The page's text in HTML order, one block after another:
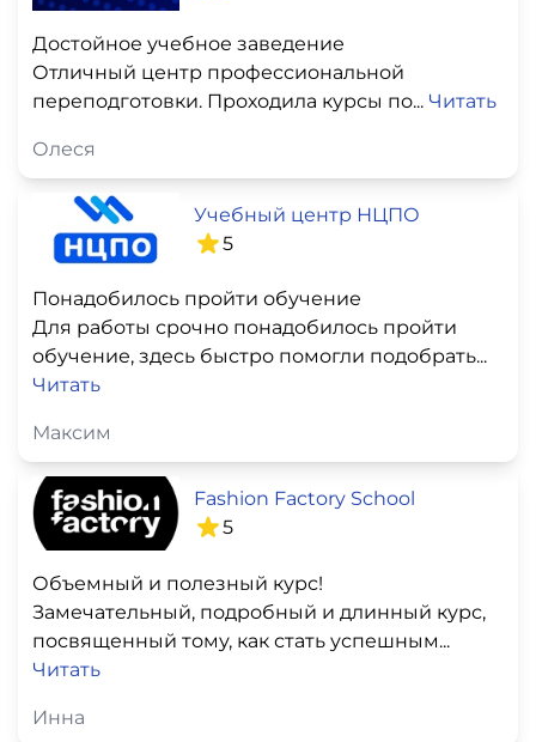
Достойное учебное заведение
Отличный центр профессиональной
переподготовки. Проходила курсы по... Читать
Олеся
Учебный центр НЦПО
5
Понадобилось пройти обучение
Для работы срочно понадобилось пройти
обучение, здесь быстро помогли подобрать...
Читать
Максим
Fashion Factory School
5
Объемный и полезный курс!
Замечательный, подробный и длинный курс,
посвященный тому, как стать успешным...
Читать
Инна